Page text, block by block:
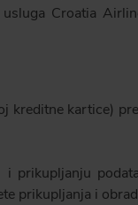
Croatia
kreditne kartice)
prikupljanju
prikupljanja i